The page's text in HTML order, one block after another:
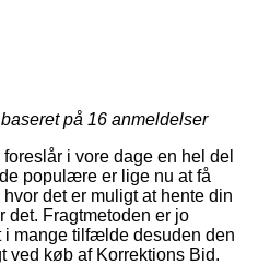
på 16 anmeldelser
i vore dage en hel del
populære er lige nu at få
det er muligt at hente din
det. Fragtmetoden er jo
mange tilfælde desuden den
ved køb af Korrektions Bid.